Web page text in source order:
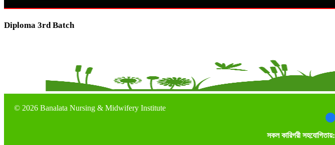
Diploma 3rd Batch
© 2026 Banalata Nursing & Midwifery Institute
সকল কারিগরী সহযোগিতায়: